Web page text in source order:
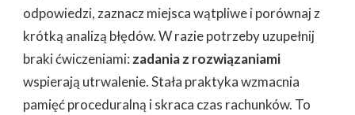
odpowiedzi, zaznacz miejsca wątpliwe i porównaj z
krótką analizą błędów. W razie potrzeby uzupełnij
braki ćwiczeniami:zadania z rozwiązaniami
wspierają utrwalenie. Stała praktyka wzmacnia
pamięć proceduralną i skraca czas rachunków. To